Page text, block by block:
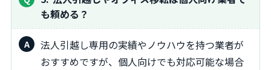
も頼める？
法人引越し専用の実績やノウハウを持つ業者が
おすすめですが、個人向けでも対応可能な場合